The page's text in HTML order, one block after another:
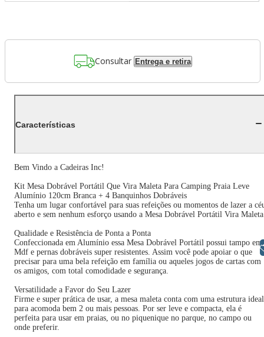
Consultar Entrega e retira
Características
Bem Vindo a Cadeiras Inc!
Kit Mesa Dobrável Portátil Que Vira Maleta Para Camping Praia Leve
Alumínio 120cm Branca + 4 Banquinhos Dobráveis
Tenha um lugar confortável para suas refeições ou momentos de lazer a
aberto e sem nenhum esforço usando a Mesa Dobrável Portátil Vira
Qualidade e Resistência de Ponta a Ponta
Confeccionada em Alumínio essa Mesa Dobrável Portátil possui tampo em
Mdf e pernas dobráveis super resistentes. Assim você pode apoiar o que
precisar para uma bela refeição em família ou aqueles jogos de cartas com
os amigos, com total comodidade e segurança.
Versatilidade a Favor do Seu Lazer
Firme e super prática de usar, a mesa maleta conta com uma estrutura ideal
para acomoda bem 2 ou mais pessoas. Por ser leve e compacta, ela é
perfeita para usar em praias, ou no piquenique no parque, no campo ou
onde preferir.
Libras